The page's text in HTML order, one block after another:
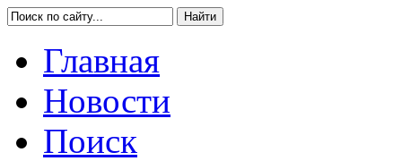
Главная
Новости
Поиск